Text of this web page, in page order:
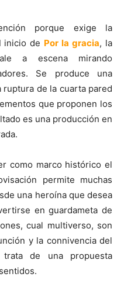
porque exige la
inicio de Por la gracia, la
a escena mirando
Se produce una
de la cuarta pared
que proponen los
es una producción en
como marco histórico el
permite muchas
una heroína que desea
en guardameta de
cual multiverso, son
y la connivencia del
de una propuesta